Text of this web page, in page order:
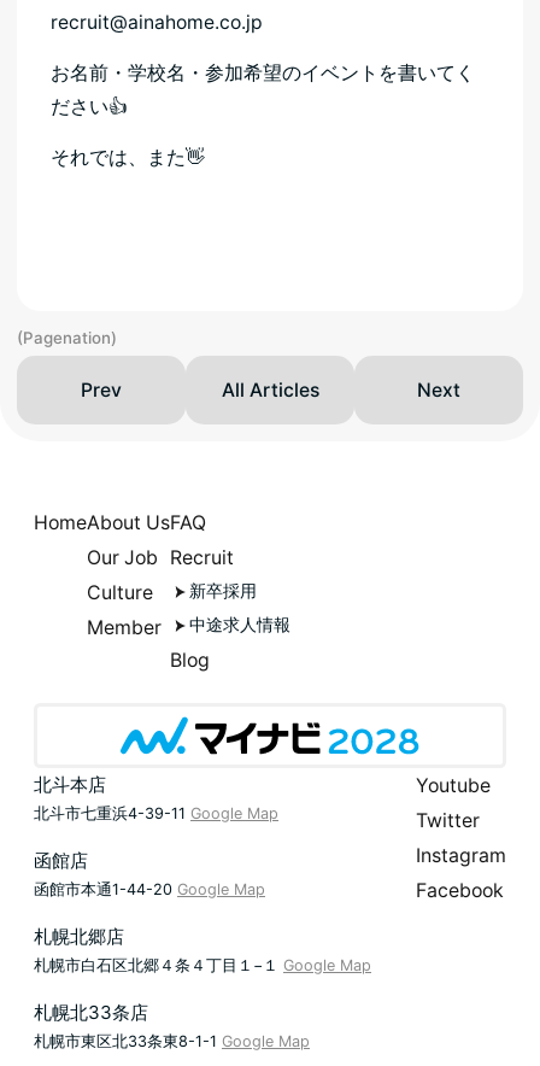
recruit@ainahome.co.jp
お名前・学校名・参加希望のイベントを書いてく
ださい👍
それでは、また👋
(Pagenation)
Prev All Articles Next
HomeAbout Us
Our Job
Culture
Member
FAQ
Recruit
新卒採用
中途求人情報
Blog
北斗本店
北斗市七重浜4-39-11 Google Map
函館店
函館市本通1-44-20 Google Map
札幌北郷店
札幌市白石区北郷４条４丁目１−１ Google Map
札幌北33条店
札幌市東区北33条東8-1-1 Google Map
Youtube
Twitter
Instagram
Facebook